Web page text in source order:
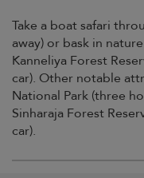
Take a boat safari
away) or bask in
Kanneliya Forest
car). Other notable
National Park (three
Sinharaja Forest
car).